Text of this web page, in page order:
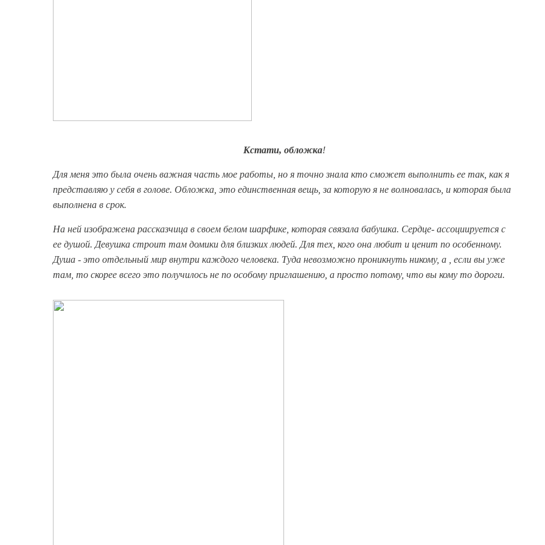
Кстати, обложка!
Для меня это была очень важная часть мое работы, но я точно знала кто сможет выполнить ее так, как я
представляю у себя в голове. Обложка, это единственная вещь, за которую я не волновалась, и которая была
выполнена в срок.
На ней изображена рассказчица в своем белом шарфике, которая связала бабушка. Сердце- ассоциируется с
ее душой. Девушка строит там домики для близких людей. Для тех, кого она любит и ценит по особенному.
Душа - это отдельный мир внутри каждого человека. Туда невозможно проникнуть никому, а , если вы уже
там, то скорее всего это получилось не по особому приглашению, а просто потому, что вы кому то дороги.